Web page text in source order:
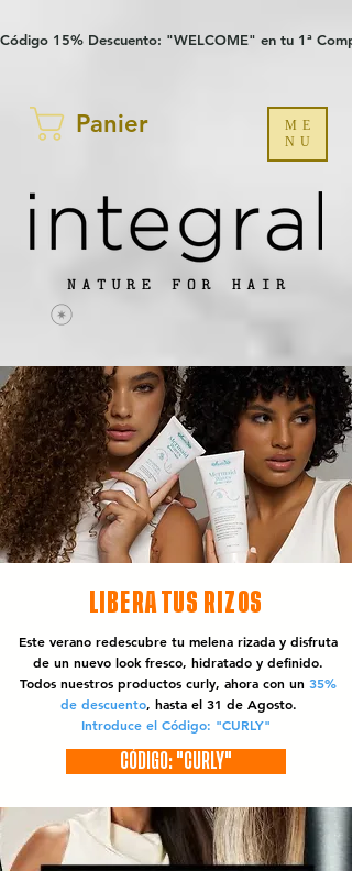
Código 15% Descuento: "WELCOME" en tu 1ª
Panier
ME
NU
LIBERA TUS RIZOS
Este verano redescubre tu melena rizada y disfruta
de un nuevo look fresco, hidratado y definido.
Todos nuestros productos curly, ahora con un 35%
de descuento, hasta el 31 de Agosto.
Introduce el Código: "CURLY"
CÓDIGO: "CURLY"